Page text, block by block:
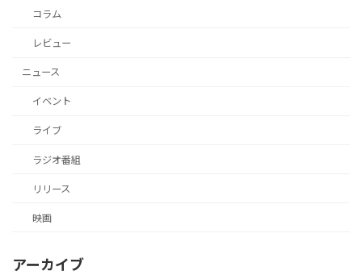
コラム
レビュー
ニュース
イベント
ライブ
ラジオ番組
リリース
映画
アーカイブ